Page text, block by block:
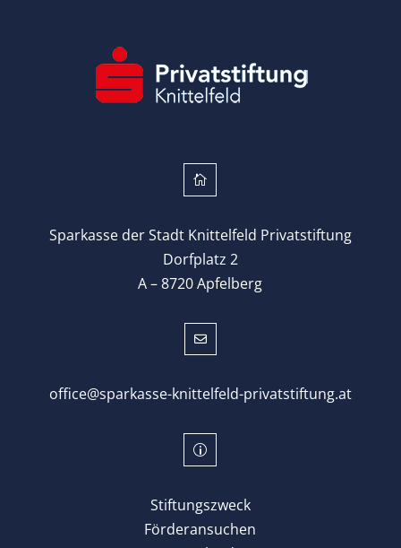

Sparkasse der Stadt Knittelfeld Privatstiftung
Dorfplatz 2
A – 8720 Apfelberg

office@sparkasse-knittelfeld-privatstiftung.at
p
Stiftungszweck
Förderansuchen